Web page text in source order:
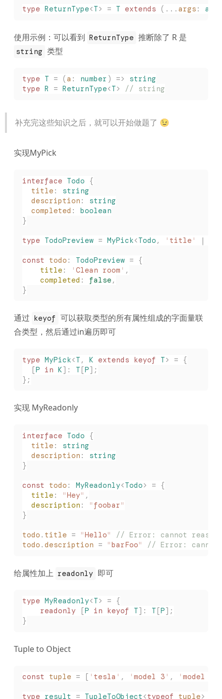
type ReturnType<T> = T extends (... args : any
使用示例：可以看到 ReturnType 推断除了 R 是
string 类型
type T = (a : number ) => string
type R = ReturnType<T> // string
补充完这些知识之后，就可以开始做题了 😉
实现MyPick
interface Todo {
  title
: string
  description
: string
  completed
: boolean
}
type TodoPreview = MyPick<Todo , ' title ' |
const todo : TodoPreview = {
    title
: ' Clean room ' ,
    completed
: false ,
}
通过 keyof 可以获取类型的所有属性组成的字面量联
合类型，然后通过in遍历即可
type MyPick<T , K extends keyof T> = {
  [
P in K]: T [P];
};
实现 MyReadonly
interface Todo {
  title
: string
  description
: string
}
const todo : MyReadonly<Todo> = {
  title
: "Hey" ,
  description
: " foobar "
}
todo . title = "Hello"
// Error: cannot
todo . description = "barFoo" // Error: cannot
给属性加上 readonly 即可
type MyReadonly<T> = {
	readonly
[P in keyof T]: T [P];
}
Tuple to Object
const tuple = [ ' tesla ' , ' model 3 ' , ' model X
type result = TupleToObject <typeof tuple>